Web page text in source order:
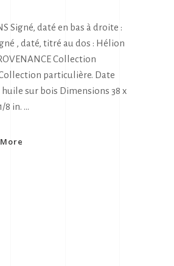
Signé, daté en bas à droite :
, daté, titré au dos : Hélion
Collection
particulière. Date
huile sur bois Dimensions 38 x
8 in.